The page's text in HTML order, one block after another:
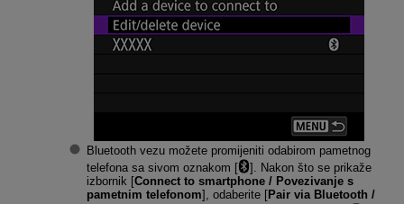
Bluetooth vezu možete promijeniti odabirom pametnog
telefona sa sivom oznakom [
]. Nakon što se prikaže
izbornik [Connect to smartphone / Povezivanje s
pametnim telefonom], odaberite [Pair via Bluetooth /